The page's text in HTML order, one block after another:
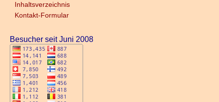
Inhaltsverzeichnis
Kontakt-Formular
Besucher seit Juni 2008